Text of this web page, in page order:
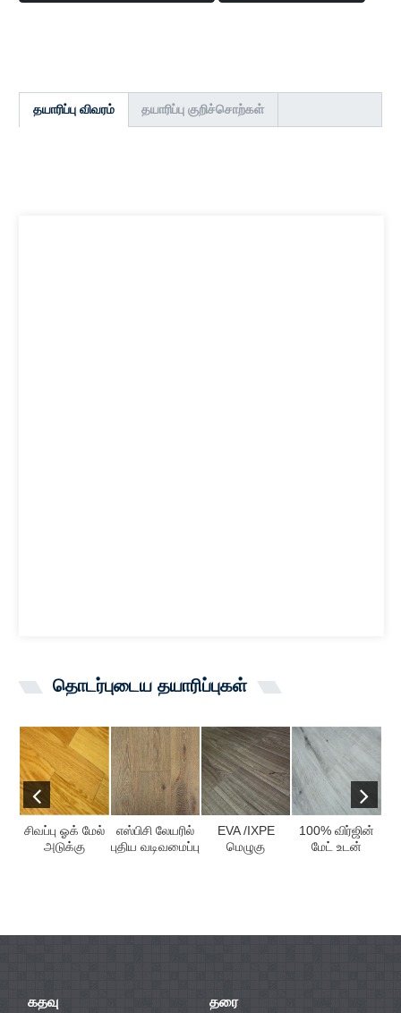
தயாரிப்பு விவரம் தயாரிப்பு குறிச்சொற்கள்
தொடர்புடைய தயாரிப்புகள்
சிவப்பு ஓக் மேல்
அடுக்கு
எஸ்பிசி லேயரில்
புதிய வடிவமைப்பு
EVA /IXPE
மெழுகு
100% விர்ஜின்
மேட் உடன்
கதவு தரை